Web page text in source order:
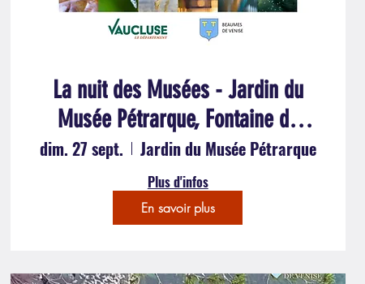
La nuit des Musées - Jardin du
Musée Pétrarque, Fontaine de
Vaucluse
dim. 27 sept. Jardin du Musée Pétrarque
Plus d'infos
En savoir plus